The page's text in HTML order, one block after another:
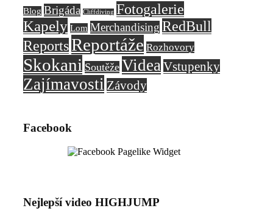
Blog Brigáda Cliffdiving Fotogalerie
Kapely Lom Merchandising RedBull
ReportsReportáže Rozhovory
Skokani Soutěže Videa Vstupenky
Zajímavosti Závody
Facebook
Nejlepší video HIGHJUMP